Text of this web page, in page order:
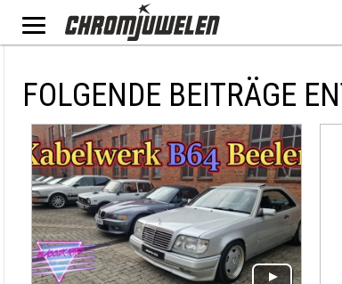
FOLGENDE BEITRÄGE